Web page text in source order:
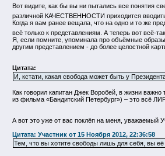
Вот видите, как бы вы ни пытались все понятия
различной КАЧЕСТВЕННОСТИ приходится
Когда я вам ранее вещала, что на одно и то же
всё только к представлениям. А теперь вот
Я, если помните, упоминала про объёмные
другим представлением - до более целостной
Цитата:
И, кстати, какая свобода может быть у
Как говорил капитан Джек Воробей, в жизни
из фильма «Бандитский Петербург») – это всё
А вот это уже от вас поклёп на меня, уважаемый
Цитата: Участник от 15 Ноября 2012, 22:36:58
Тем, что вы хотите свободы лишь для себя, вы её